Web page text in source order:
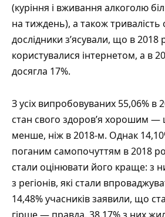
(куріння і вживання алкоголю
на тиждень), а також тривалість
дослідники з’ясували, що в 2018
користувалися інтернетом, а в
досягла 17%.
З усіх випробовуваних 55,06% в
стан свого здоров’я хорошим —
менше, ніж в 2018-м. Однак
поганим самопочуттям в 2018
стали оцінювати його краще: з
з регіонів, які стали
14,48% учасників заявили, що